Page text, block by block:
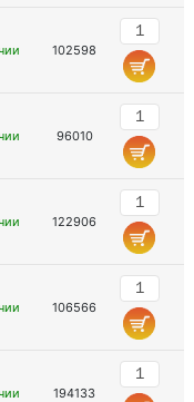
102598
96010
122906
106566
194133